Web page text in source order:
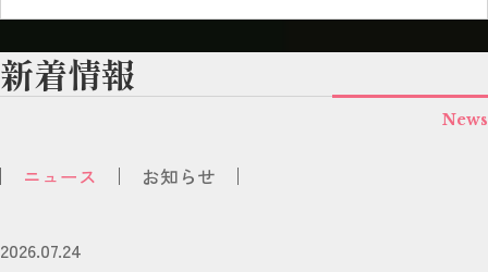
新着情報
News
ニュース お知らせ
2026.07.24